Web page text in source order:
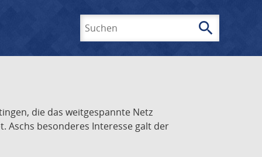
search
die das weitgespannte Netz
Aschs besonderes Interesse galt der